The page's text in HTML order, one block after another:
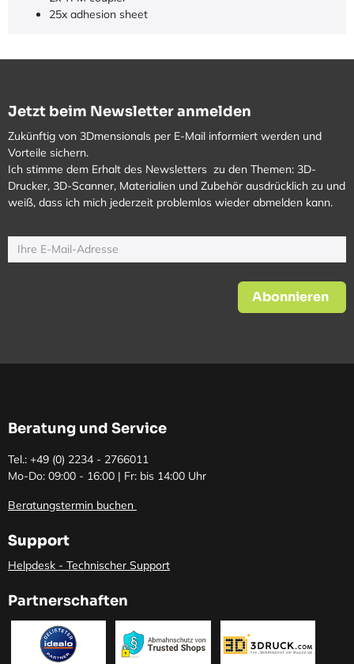
25x adhesion sheet
Jetzt beim Newsletter anmelden
Zukünftig von 3Dmensionals per E-Mail informiert werden und
Vorteile sichern.
Ich stimme dem Erhalt des Newsletters zu den Themen: 3D-
Drucker, 3D-Scanner, Materialien und Zubehör ausdrücklich zu und
weiß, dass ich mich jederzeit problemlos wieder abmelden kann.
Abonnieren
Beratung und Service
Tel.: +49 (0) 2234 - 2766011
Mo-Do: 09:00 - 16:00 | Fr: bis 14:00 Uhr
Beratungstermin buchen
Support
Helpdesk - Technischer Support
Partnerschaften